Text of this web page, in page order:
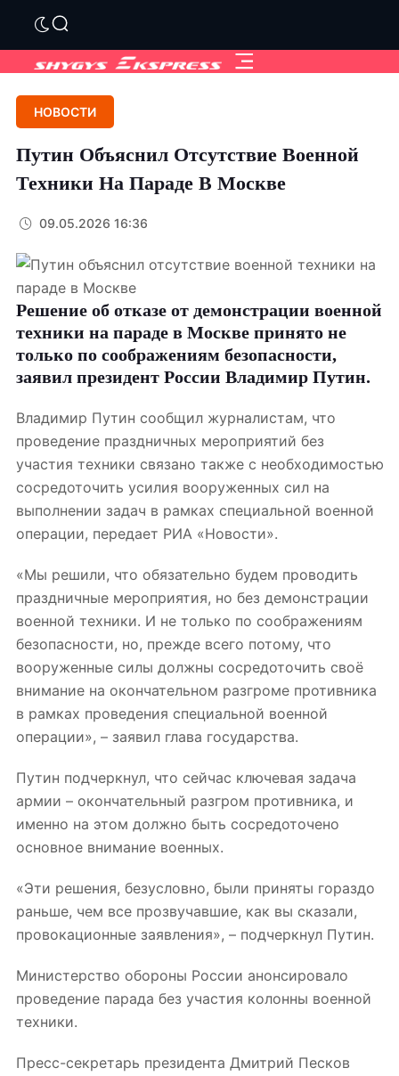
НОВОСТИ
Путин Объяснил Отсутствие Военной
Техники На Параде В Москве
09.05.2026 16:36
Решение об отказе от демонстрации военной
техники на параде в Москве принято не
только по соображениям безопасности,
заявил президент России Владимир Путин.
Владимир Путин сообщил журналистам, что
проведение праздничных мероприятий без
участия техники связано также с необходимостью
сосредоточить усилия вооруженных сил на
выполнении задач в рамках специальной военной
операции, передает РИА «Новости».
«Мы решили, что обязательно будем проводить
праздничные мероприятия, но без демонстрации
военной техники. И не только по соображениям
безопасности, но, прежде всего потому, что
вооруженные силы должны сосредоточить своё
внимание на окончательном разгроме противника
в рамках проведения специальной военной
операции», – заявил глава государства.
Путин подчеркнул, что сейчас ключевая задача
армии – окончательный разгром противника, и
именно на этом должно быть сосредоточено
основное внимание военных.
«Эти решения, безусловно, были приняты гораздо
раньше, чем все прозвучавшие, как вы сказали,
провокационные заявления», – подчеркнул Путин.
Министерство обороны России анонсировало
проведение парада без участия колонны военной
техники.
Пресс-секретарь президента Дмитрий Песков